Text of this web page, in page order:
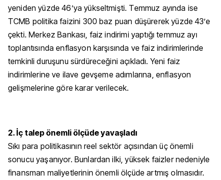
yeniden yüzde 46’ya yükseltmişti. Temmuz ayında ise
TCMB politika faizini 300 baz puan düşürerek yüzde 43’e
çekti. Merkez Bankası, faiz indirimi yaptığı temmuz ayı
toplantısında enflasyon karşısında ve faiz indirimlerinde
temkinli duruşunu sürdüreceğini açıkladı. Yeni faiz
indirimlerine ve ilave gevşeme adımlarına, enflasyon
gelişmelerine göre karar verilecek.
2. İç talep önemli ölçüde yavaşladı
Sıkı para politikasının reel sektör açısından üç önemli
sonucu yaşanıyor. Bunlardan ilki, yüksek faizler nedeniyle
finansman maliyetlerinin önemli ölçüde artmış olmasıdır.